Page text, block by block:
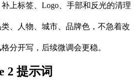
上标签、Logo、手部和反光的清理
、人物、城市、品牌色，不急着改
分开写，后续微调会更稳。
2 提示词